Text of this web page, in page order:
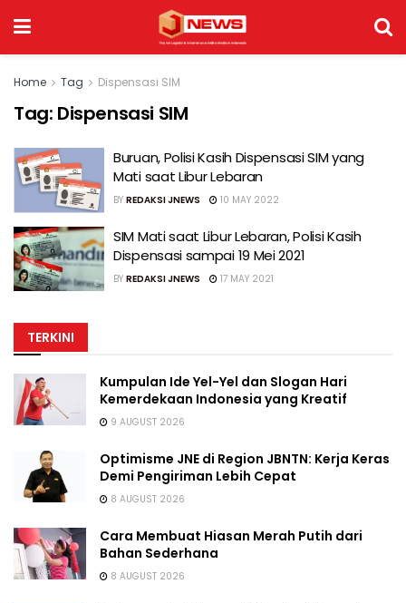
Home Tag Dispensasi SIM
Tag: Dispensasi SIM
Buruan, Polisi Kasih Dispensasi SIM yang
Mati saat Libur Lebaran
BY REDAKSI JNEWS 10 MAY 2022
SIM Mati saat Libur Lebaran, Polisi Kasih
Dispensasi sampai 19 Mei 2021
BY REDAKSI JNEWS 17 MAY 2021
TERKINI
Kumpulan Ide Yel-Yel dan Slogan Hari
Kemerdekaan Indonesia yang Kreatif
9 AUGUST 2026
Optimisme JNE di Region JBNTN: Kerja Keras
Demi Pengiriman Lebih Cepat
8 AUGUST 2026
Cara Membuat Hiasan Merah Putih dari
Bahan Sederhana
8 AUGUST 2026